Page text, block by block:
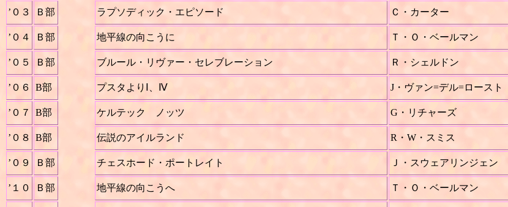
’０３ Ｂ部 ラプソディック・エピソード Ｃ・カーター
’０４ Ｂ部 地平線の向こうに Ｔ・Ｏ・ベールマン
’０５ Ｂ部 ブルール・リヴァー・セレブレーション Ｒ・シェルドン
’０６ B部 プスタよりⅠ、Ⅳ J・ヴァン=デル=ロースト
’０７ B部 ケルテック ノッツ G・リチャーズ
’０８ B部 伝説のアイルランド R・W・スミス
’０９ Ｂ部 チェスホード・ポートレイト Ｊ・スウェアリンジェン
’１０ Ｂ部 地平線の向こうへ Ｔ・Ｏ・ベールマン